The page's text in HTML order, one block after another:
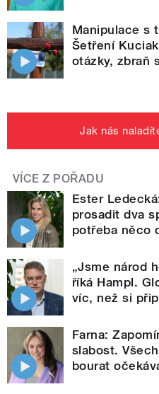
Manipulace s
Šetření
otázky, zbraň
Jak nás
VÍCE Z POŘADU
Ester
prosadit dva
potřeba něco
„Jsme národ
říká Hampl.
víc, než si
Farna:
slabost.
bourat